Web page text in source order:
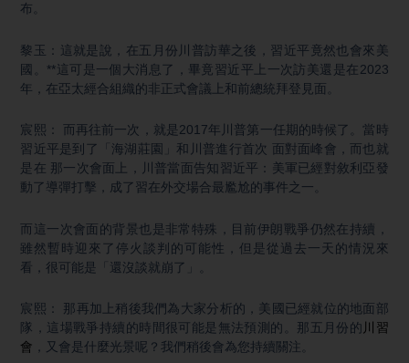
布。
黎玉：這就是說，在五月份川普訪華之後，習近平竟然也會來美
國。**這可是一個大消息了，畢竟習近平上一次訪美還是在2023
年，在亞太經合組織的非正式會議上和前總統拜登見面。
宸熙： 而再往前一次，就是2017年川普第一任期的時候了。當時
習近平是到了「海湖莊園」和川普進行首次 面對面峰會，而也就
是在 那一次會面上，川普當面告知習近平：美軍已經對敘利亞發
動了導彈打擊，成了習在外交場合最尷尬的事件之一。
而這一次會面的背景也是非常特殊，目前伊朗戰爭仍然在持續，
雖然暫時迎來了停火談判的可能性，但是從過去一天的情況來
看，很可能是「還沒談就崩了」。
宸熙： 那再加上稍後我們為大家分析的，美國已經就位的地面部
隊，這場戰爭持續的時間很可能是無法預測的。那五月份的川習
會 ，又會是什麼光景呢？我們稍後會為您持續關注。